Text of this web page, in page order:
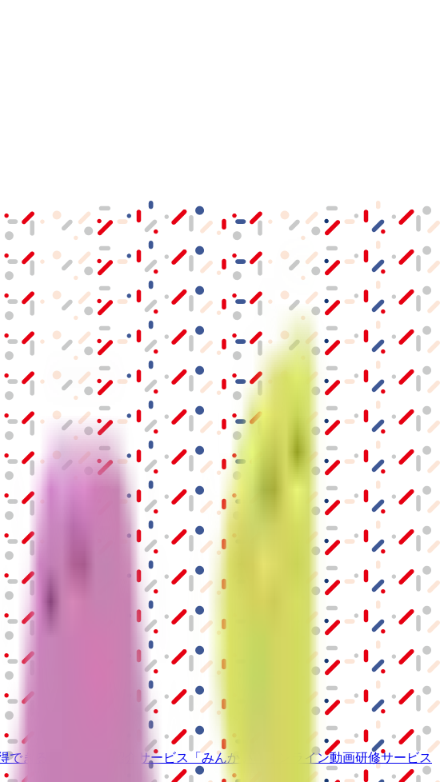
できる 老人ホーム紹介サービス 「みんかい」 オンライン動画研修サービス